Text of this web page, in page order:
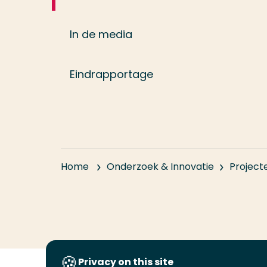
In de media
Eindrapportage
Home Onderzoek & Innovatie
Privacy on this site